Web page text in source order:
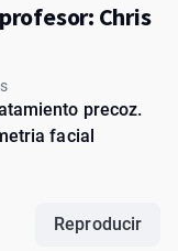
Chris
precoz.
facial
Reproducir